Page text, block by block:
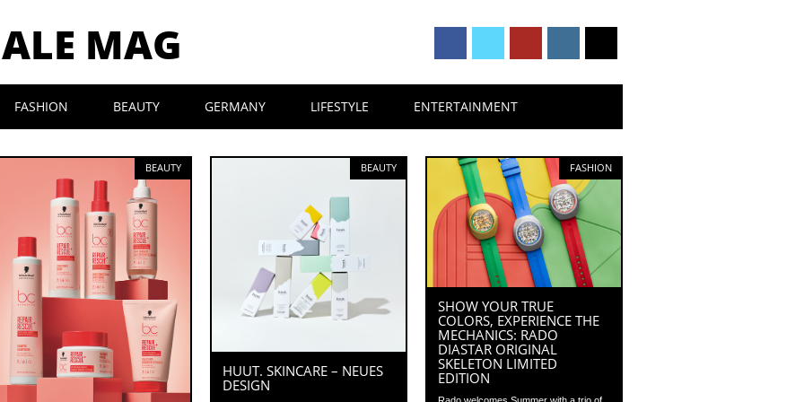
MAG
FASHION BEAUTY GERMANY LIFESTYLE ENTERTAINMENT
BEAUTY BEAUTY
HUUT. SKINCARE – NEUES
DESIGN
FASHION
SHOW YOUR TRUE
COLORS, EXPERIENCE THE
MECHANICS: RADO
DIASTAR ORIGINAL
SKELETON LIMITED
EDITION